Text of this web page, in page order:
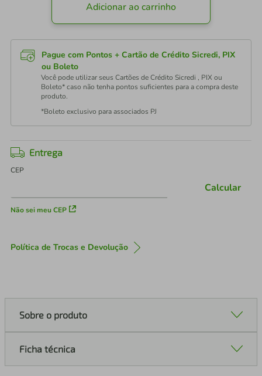
Adicionar ao carrinho
Pague com Pontos + Cartão de Crédito Sicredi, PIX
ou Boleto
Você pode utilizar seus Cartões de Crédito Sicredi , PIX ou
Boleto* caso não tenha pontos suficientes para a compra deste
produto.
*Boleto exclusivo para associados PJ
Entrega
CEP
Não sei meu CEP
Calcular
Política de Trocas e Devolução
Sobre o produto
Ficha técnica